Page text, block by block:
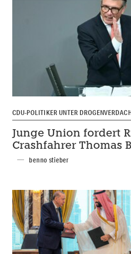
CDU-POLITIKER UNTER
Junge Union fordert
Crashfahrer Thomas
benno stieber